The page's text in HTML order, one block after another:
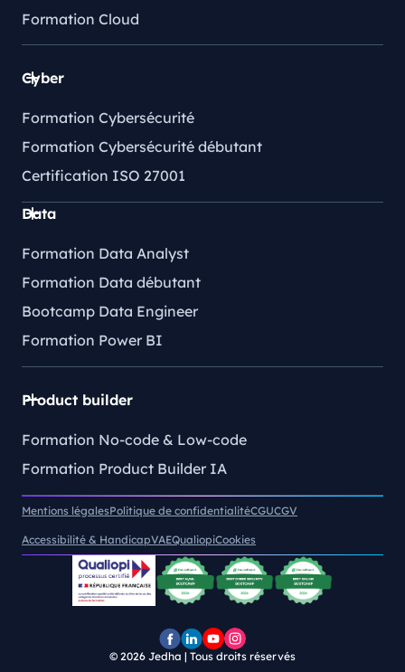
Formation Cloud
Cyber
Formation Cybersécurité
Formation Cybersécurité débutant
Certification ISO 27001
Data
Formation Data Analyst
Formation Data débutant
Bootcamp Data Engineer
Formation Power BI
Product builder
Formation No-code & Low-code
Formation Product Builder IA
Mentions légalesPolitique de confidentialitéCGUCGV
Accessibilité & HandicapVAEQualiopiCookies
PagePageChaîne
Pofil
© 2026 Jedha | Tous droits réservés